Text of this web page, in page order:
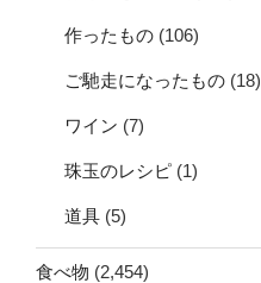
作ったもの (106)
ご馳走になったもの (18)
ワイン (7)
珠玉のレシピ (1)
道具 (5)
食べ物 (2,454)